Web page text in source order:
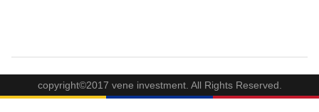
copyright©2017 vene investment. All Rights Reserved.